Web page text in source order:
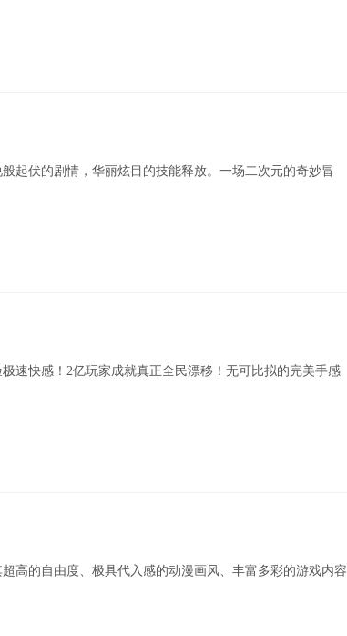
起伏的剧情，华丽炫目的技能释放。一场二次元的奇妙冒
速快感！2亿玩家成就真正全民漂移！无可比拟的完美手感
高的自由度、极具代入感的动漫画风、丰富多彩的游戏内容